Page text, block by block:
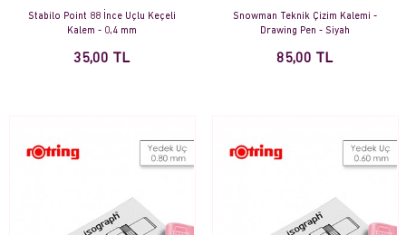
Stabilo Point 88 İnce Uçlu Keçeli
Kalem - 0,4 mm
35,00 TL
Snowman Teknik Çizim Kalemi -
Drawing Pen - Siyah
85,00 TL